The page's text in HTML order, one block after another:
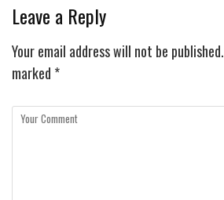
Leave a Reply
Your email address will not be published.
marked *